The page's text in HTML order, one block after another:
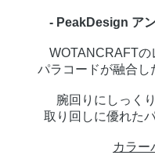
- PeakDesign ア
WOTANCRAFTの
パラコードが融合し
腕回りにしっく
取り回しに優れた
カラー